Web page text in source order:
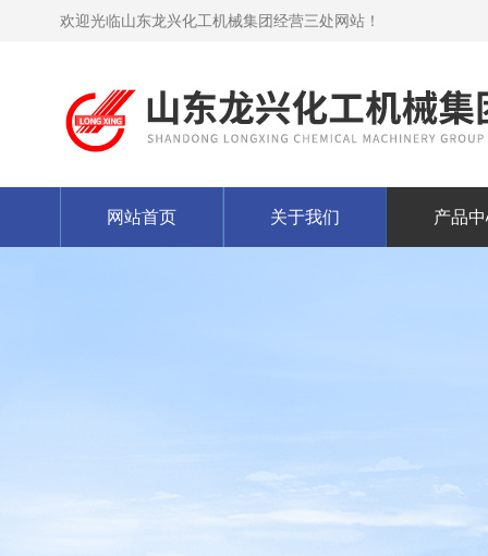
欢迎光临山东龙兴化工机械集团经营三处网站！
网站首页 关于我们 产品